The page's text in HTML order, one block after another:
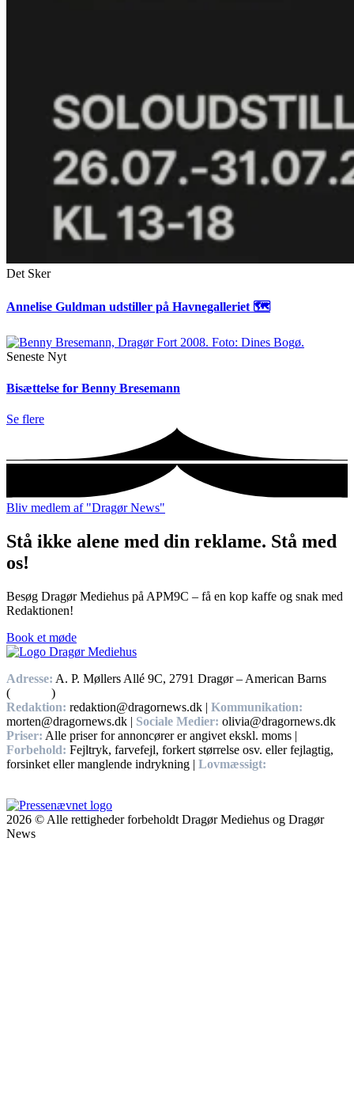
Det Sker
Annelise Guldman udstiller på Havnegalleriet 🗺
Seneste Nyt
Bisættelse for Benny Bresemann
Se flere
Bliv medlem af "Dragør News"
Stå ikke alene med din reklame. Stå med
os!
Besøg Dragør Mediehus på APM9C – få en kop kaffe og snak med
Redaktionen!
Book et møde
Adresse: A. P. Møllers Allé 9C, 2791 Dragør – American Barns
(
)
Redaktion: redaktion@dragornews.dk | Kommunikation:
morten@dragornews.dk | Sociale Medier: olivia@dragornews.dk
Priser: Alle priser for annoncører er angivet ekskl. moms |
Forbehold: Fejltryk, farvefejl, forkert størrelse osv. eller fejlagtig,
forsinket eller manglende indrykning | Lovmæssigt:
2026 © Alle rettigheder forbeholdt Dragør Mediehus og Dragør
News